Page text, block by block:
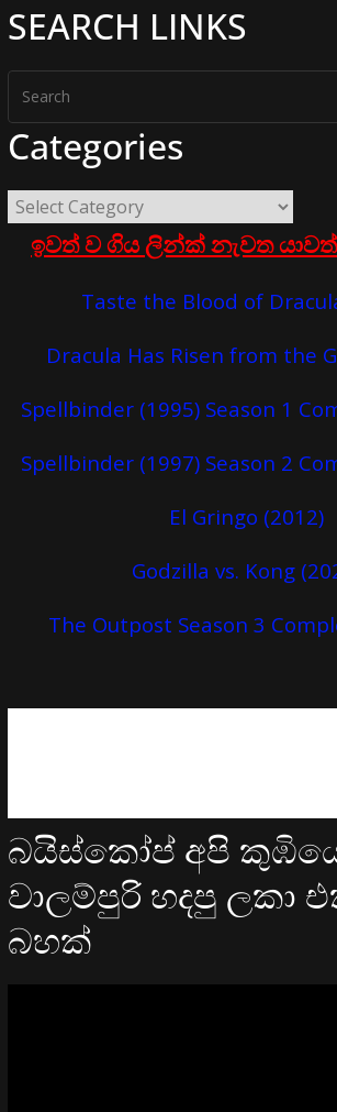
SEARCH LINKS
Categories
ඉවත් ව ගිය ලින්ක් නැවත
Taste the Blood of
Dracula Has Risen from the
Spellbinder (1995) Season 1
Spellbinder (1997) Season 2
El Gringo (2012)
Godzilla vs. Kong
The Outpost Season 3
බයිස්කෝප් අපි
වාලම්පුරි හදපු ලකා
බහක්